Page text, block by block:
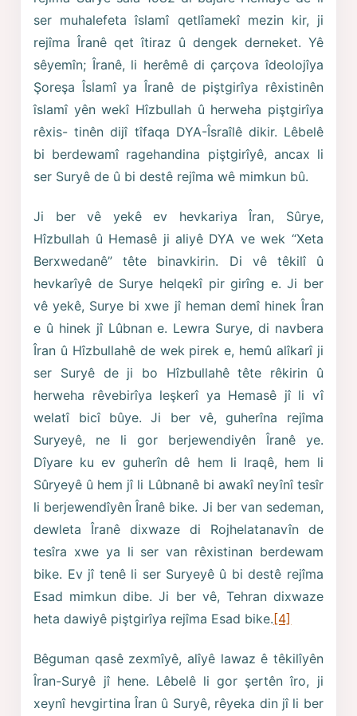
ser muhalefeta îslamî qetlîamekî mezin kir, ji
rejîma Îranê qet îtiraz û dengek derneket. Yê
sêyemîn; Îranê, li herêmê di çarçova îdeolojîya
Şoreşa Îslamî ya Îranê de piştgirîya rêxistinên
îslamî yên wekî Hîzbullah û herweha piştgirîya
rêxis- tinên dijî tîfaqa DYA-Îsraîlê dikir. Lêbelê
bi berdewamî ragehandina piştgirîyê, ancax li
ser Suryê de û bi destê rejîma wê mimkun bû.
Ji ber vê yekê ev hevkariya Îran, Sûrye,
Hîzbullah û Hemasê ji aliyê DYA ve wek “Xeta
Berxwedanê” tête binavkirin. Di vê têkilî û
hevkarîyê de Surye helqekî pir girîng e. Ji ber
vê yekê, Surye bi xwe jî heman demî hinek Îran
e û hinek jî Lûbnan e. Lewra Surye, di navbera
Îran û Hîzbullahê de wek pirek e, hemû alîkarî ji
ser Suryê de ji bo Hîzbullahê tête rêkirin û
herweha rêvebirîya leşkerî ya Hemasê jî li vî
welatî bicî bûye. Ji ber vê, guherîna rejîma
Suryeyê, ne li gor berjewendiyên Îranê ye.
Dîyare ku ev guherîn dê hem li Iraqê, hem li
Sûryeyê û hem jî li Lûbnanê bi awakî neyînî tesîr
li berjewendîyên Îranê bike. Ji ber van sedeman,
dewleta Îranê dixwaze di Rojhelatanavîn de
tesîra xwe ya li ser van rêxistinan berdewam
bike. Ev jî tenê li ser Suryeyê û bi destê rejîma
Esad mimkun dibe. Ji ber vê, Tehran dixwaze
heta dawiyê piştgirîya rejîma Esad bike. [4]
Bêguman qasê zexmîyê, alîyê lawaz ê têkilîyên
Îran-Suryê jî hene. Lêbelê li gor şertên îro, ji
xeynî hevgirtina Îran û Suryê, rêyeka din jî li ber